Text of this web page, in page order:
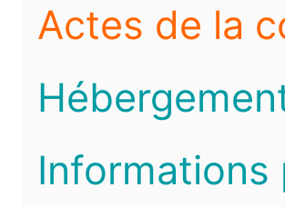
Actes de la
Informations